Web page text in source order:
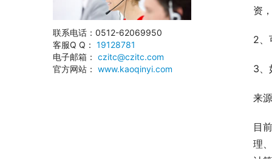
资
2、
3、
来
目前
理
联系电话：0512-62069950
客服Q Q： 19128781
电子邮箱： czitc@czitc.com
官方网站： www.kaoqinyi.com